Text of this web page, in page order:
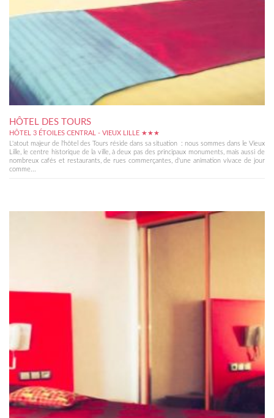
HÔTEL DES TOURS
HÔTEL 3 ÉTOILES CENTRAL - VIEUX LILLE ★★★
L'atout majeur de l'hôtel des Tours réside dans sa situation : nous sommes dans le Vieux
Lille, le centre historique de la ville, à deux pas des principaux monuments, mais aussi de
nombreux cafés et restaurants, de rues commerçantes, d'une animation vivace de jour
comme...